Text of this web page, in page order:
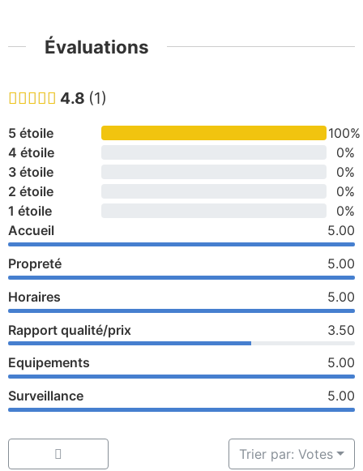
Évaluations
4.8 1
5 étoile
100%
4 étoile
0%
3 étoile
0%
2 étoile
0%
1 étoile
0%
Accueil
5.00
Propreté 5.00
Horaires 5.00
Rapport qualité/prix 3.50
Equipements 5.00
Surveillance 5.00
Trier par: Votes